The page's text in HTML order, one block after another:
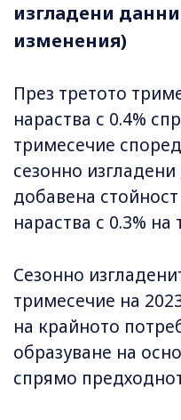
изгладени
изменения)
През третото
нараства с 0.4%
тримесечие
сезонно
добавена
нараства с 0.3%
Сезонно
тримесечие на
на крайното
образуване на
спрямо